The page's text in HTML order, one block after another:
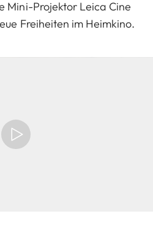
Mini-Projektor Leica Cine
Freiheiten im Heimkino.